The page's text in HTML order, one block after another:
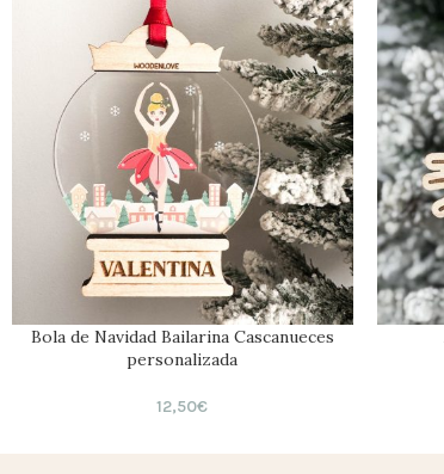
Bola de Navidad Bailarina Cascanueces
personalizada
12,50€